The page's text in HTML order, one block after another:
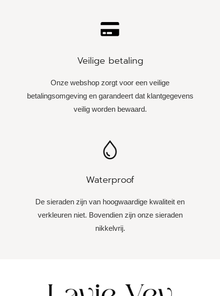
Veilige betaling
Onze webshop zorgt voor een veilige
betalingsomgeving en garandeert dat klantgegevens
veilig worden bewaard.
Waterproof
De sieraden zijn van hoogwaardige kwaliteit en
verkleuren niet. Bovendien zijn onze sieraden
nikkelvrij.